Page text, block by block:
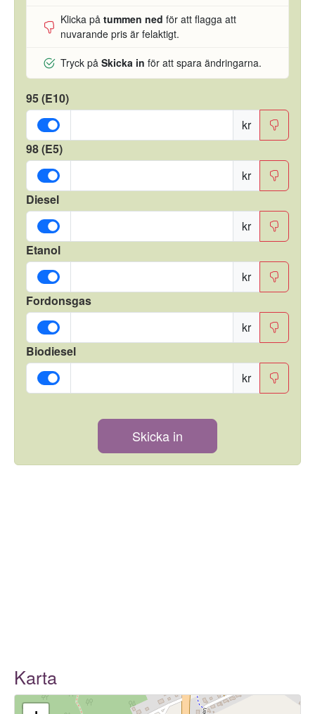
Klicka på tummen ned för att flagga att
nuvarande pris är felaktigt.
Tryck på Skicka in för att spara ändringarna.
95 (E10)
kr
98 (E5)
kr
Diesel
kr
Etanol
kr
Fordonsgas
kr
Biodiesel
kr
Skicka in
Karta